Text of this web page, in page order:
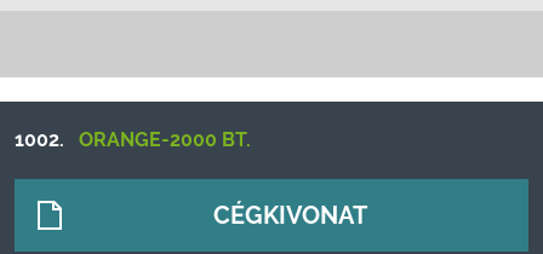
1002. ORANGE-2000 BT.
CÉGKIVONAT